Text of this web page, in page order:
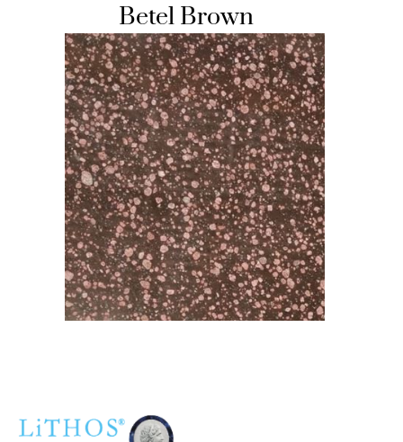
HOCHSTEINE
KOLUMBARIEN
BREITSTEINE
LIEGESTEINE
URNENANLAGEN
LEUCHTGRABMALE
ACCESSOIRES
KONTAKT
ADRESSEN NIEDERLASSUNGEN
ÜBER LITHOS
Betel Brown